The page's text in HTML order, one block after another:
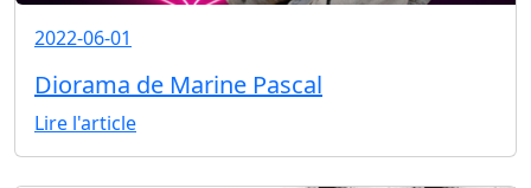
2022-06-01
Diorama de Marine Pascal
Lire l'article